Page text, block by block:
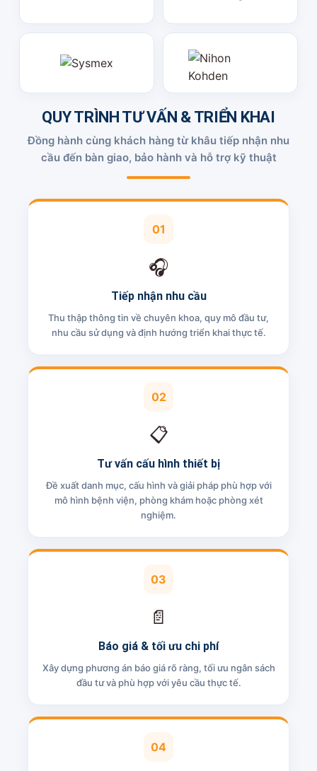
QUY TRÌNH TƯ VẤN & TRIỂN KHAI
Đồng hành cùng khách hàng từ khâu tiếp nhận nhu
cầu đến bàn giao, bảo hành và hỗ trợ kỹ thuật
01
🎧
Tiếp nhận nhu cầu
Thu thập thông tin về chuyên khoa, quy mô đầu tư,
nhu cầu sử dụng và định hướng triển khai thực tế.
02
📋
Tư vấn cấu hình thiết bị
Đề xuất danh mục, cấu hình và giải pháp phù hợp với
mô hình bệnh viện, phòng khám hoặc phòng xét
nghiệm.
03
📄
Báo giá & tối ưu chi phí
Xây dựng phương án báo giá rõ ràng, tối ưu ngân sách
đầu tư và phù hợp với yêu cầu thực tế.
04